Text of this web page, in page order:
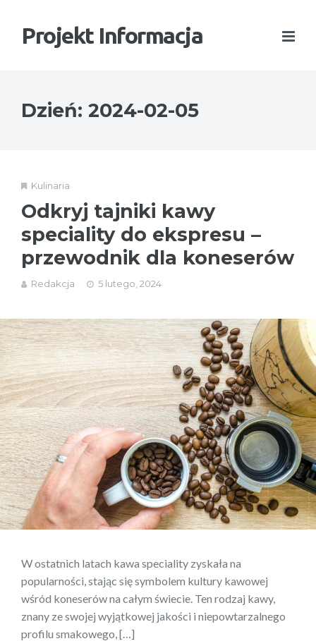
Projekt Informacja
Dzień: 2024-02-05
Kulinaria
Odkryj tajniki kawy
speciality do ekspresu –
przewodnik dla koneserów
Redakcja 5 lutego, 2024
W ostatnich latach kawa speciality zyskała na
popularności, stając się symbolem kultury kawowej
wśród koneserów na całym świecie. Ten rodzaj kawy,
znany ze swojej wyjątkowej jakości i niepowtarzalnego
profilu smakowego, […]